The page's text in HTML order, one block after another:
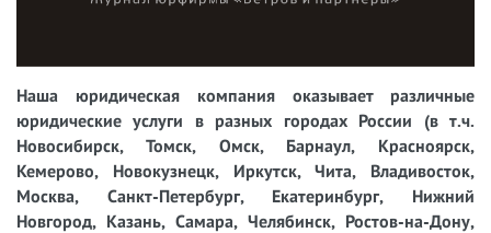
Наша юридическая компания оказывает различные
юридические услуги в разных городах России (в т.ч.
Новосибирск, Томск, Омск, Барнаул, Красноярск,
Кемерово, Новокузнецк, Иркутск, Чита, Владивосток,
Москва, Санкт-Петербург, Екатеринбург, Нижний
Новгород, Казань, Самара, Челябинск, Ростов-на-Дону,